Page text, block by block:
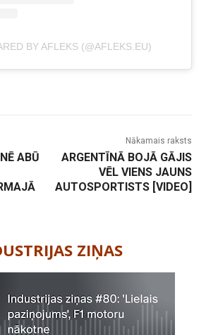
BY AFLEKS (@AFLEKS.EU)
ABŪ
Nākamais raksts
ARGENTĪNĀ BOJĀ GĀJIS
VĒL VIENS JAUNS
AUTOSPORTISTS [VIDEO]
ZIŅAS